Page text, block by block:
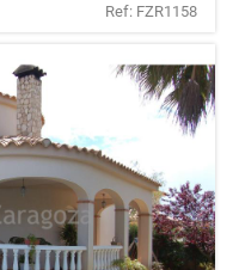
Ref: FZR1158